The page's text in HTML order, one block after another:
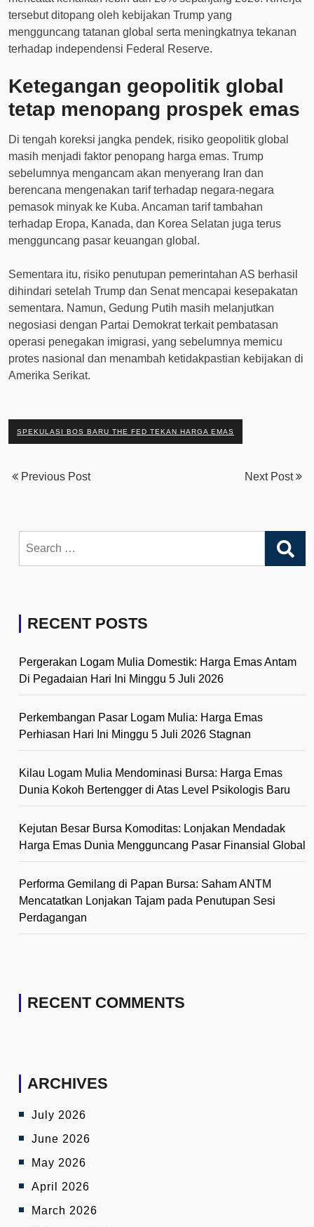
tersebut ditopang oleh kebijakan Trump yang
mengguncang tatanan global serta meningkatnya tekanan
terhadap independensi Federal Reserve.
Ketegangan geopolitik global
tetap menopang prospek emas
Di tengah koreksi jangka pendek, risiko geopolitik global
masih menjadi faktor penopang harga emas. Trump
sebelumnya mengancam akan menyerang Iran dan
berencana mengenakan tarif terhadap negara-negara
pemasok minyak ke Kuba. Ancaman tarif tambahan
terhadap Eropa, Kanada, dan Korea Selatan juga terus
mengguncang pasar keuangan global.
Sementara itu, risiko penutupan pemerintahan AS berhasil
dihindari setelah Trump dan Senat mencapai kesepakatan
sementara. Namun, Gedung Putih masih melanjutkan
negosiasi dengan Partai Demokrat terkait pembatasan
operasi penegakan imigrasi, yang sebelumnya memicu
protes nasional dan menambah ketidakpastian kebijakan di
Amerika Serikat.
SPEKULASI BOS BARU THE FED TEKAN HARGA EMAS
Previous Post Next Post
for:
RECENT POSTS
Pergerakan Logam Mulia Domestik: Harga Emas Antam
Di Pegadaian Hari Ini Minggu 5 Juli 2026
Perkembangan Pasar Logam Mulia: Harga Emas
Perhiasan Hari Ini Minggu 5 Juli 2026 Stagnan
Kilau Logam Mulia Mendominasi Bursa: Harga Emas
Dunia Kokoh Bertengger di Atas Level Psikologis Baru
Kejutan Besar Bursa Komoditas: Lonjakan Mendadak
Harga Emas Dunia Mengguncang Pasar Finansial Global
Performa Gemilang di Papan Bursa: Saham ANTM
Mencatatkan Lonjakan Tajam pada Penutupan Sesi
Perdagangan
RECENT COMMENTS
ARCHIVES
July 2026
June 2026
May 2026
April 2026
March 2026